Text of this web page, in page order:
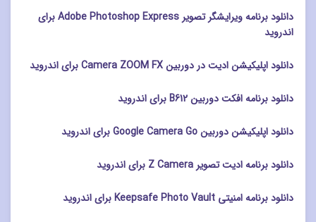
دانلود برنامه ویرایشگر تصویر Adobe Photoshop Express برای
اندروید
دانلود اپلیکیشن ادیت در دوربین Camera ZOOM FX برای اندروید
دانلود برنامه افکت دوربین B612 برای اندروید
دانلود اپلیکیشن دوربین Google Camera Go برای اندروید
دانلود برنامه ادیت تصویر Z Camera برای اندروید
دانلود برنامه امنیتی Keepsafe Photo Vault برای اندروید